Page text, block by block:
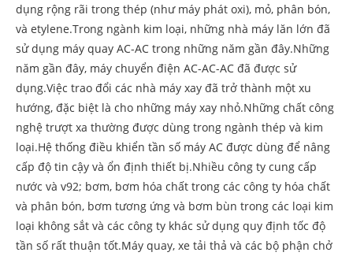
dụng rộng rãi trong thép (như máy phát oxi), mỏ, phân bón,
và etylene.Trong ngành kim loại, những nhà máy lăn lớn đã
sử dụng máy quay AC-AC trong những năm gần đây.Những
năm gần đây, máy chuyển điện AC-AC-AC đã được sử
dụng.Việc trao đổi các nhà máy xay đã trở thành một xu
hướng, đặc biệt là cho những máy xay nhỏ.Những chất công
nghệ trượt xa thường được dùng trong ngành thép và kim
loại.Hệ thống điều khiển tần số máy AC được dùng để nâng
cấp độ tin cậy và ổn định thiết bị.Nhiều công ty cung cấp
nước và v92; bơm, bơm hóa chất trong các công ty hóa chất
và phân bón, bơm tương ứng và bơm bùn trong các loại kim
loại không sắt và các công ty khác sử dụng quy định tốc độ
tần số rất thuận tốt.Máy quay, xe tải thả và các bộ phận chở